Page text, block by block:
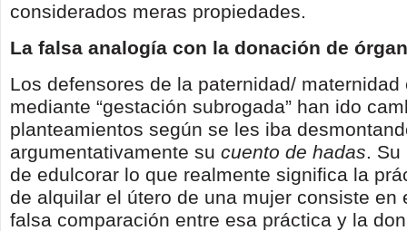
considerados meras propiedades.
La falsa analogía con la donación de
Los defensores de la paternidad/ maternidad
mediante “gestación subrogada” han ido
planteamientos según se les iba
argumentativamente su cuento de hadas. Su
de edulcorar lo que realmente significa la
de alquilar el útero de una mujer consiste en
falsa comparación entre esa práctica y la